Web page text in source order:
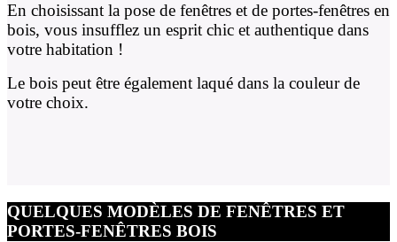
En choisissant la pose de fenêtres et de portes-fenêtres en
bois, vous insufflez un esprit chic et authentique dans
votre habitation !
Le bois peut être également laqué dans la couleur de
votre choix.
QUELQUES MODÈLES DE FENÊTRES ET
PORTES-FENÊTRES BOIS